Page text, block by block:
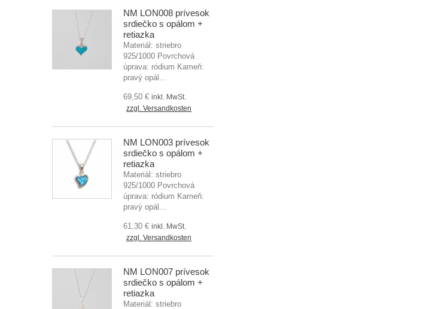
NM LON008 prívesok
srdiečko s opálom +
retiazka
Materiál: striebro
925/1000 Povrchová
úprava: ródium Kameň:
pravý opál...
69,50 € inkl. MwSt.
zzgl. Versandkosten
NM LON003 prívesok
srdiečko s opálom +
retiazka
Materiál: striebro
925/1000 Povrchová
úprava: ródium Kameň:
pravý opál...
61,30 € inkl. MwSt.
zzgl. Versandkosten
NM LON007 prívesok
srdiečko s opálom +
retiazka
Materiál: striebro